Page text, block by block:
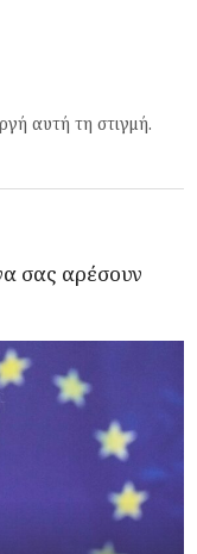
αυτή τη στιγμή.
σας αρέσουν